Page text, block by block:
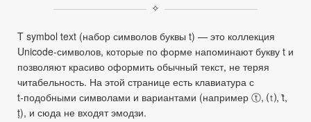
✧
T symbol text (набор символов буквы t) — это коллекция
Unicode‑символов, которые по форме напоминают букву t и
позволяют красиво оформить обычный текст, не теряя
читабельность. На этой странице есть клавиатура с
t‑подобными символами и вариантами (например ⓣ, ⒯, ṫ,
ṭ), и сюда не входят эмодзи.